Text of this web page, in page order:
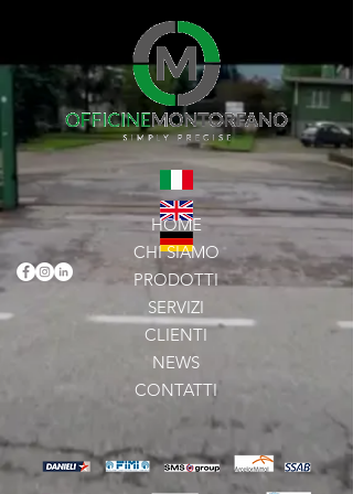
HOME
CHI SIAMO
PRODOTTI
SERVIZI
CLIENTI
NEWS
CONTATTI